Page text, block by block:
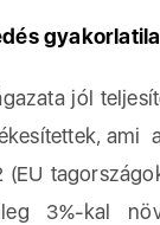
jól
ami
(EU
3%-kal